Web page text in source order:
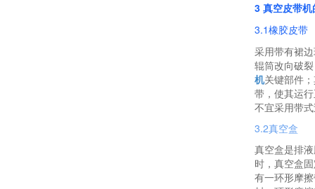
3 真空皮带
3.1橡胶皮带
采用带有裙
辊筒改向破
机关键部件
带，使其运
不宜采用带式
3.2真空盒
真空盒是排
时，真空盒
有一环形摩